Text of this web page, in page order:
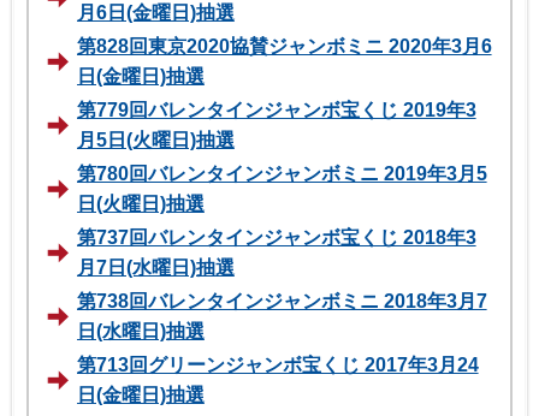
月6日(金曜日)抽選
第828回東京2020協賛ジャンボミニ 2020年3月6
日(金曜日)抽選
第779回バレンタインジャンボ宝くじ 2019年3
月5日(火曜日)抽選
第780回バレンタインジャンボミニ 2019年3月5
日(火曜日)抽選
第737回バレンタインジャンボ宝くじ 2018年3
月7日(水曜日)抽選
第738回バレンタインジャンボミニ 2018年3月7
日(水曜日)抽選
第713回グリーンジャンボ宝くじ 2017年3月24
日(金曜日)抽選